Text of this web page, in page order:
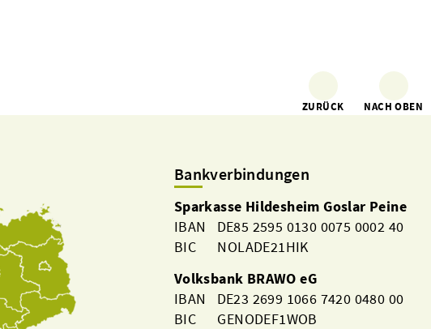
ZURÜCK NACH OBEN
Bankverbindungen
Sparkasse Hildesheim Goslar Peine
IBAN DE85 2595 0130 0075 0002 40
BIC NOLADE21HIK
Volksbank BRAWO eG
IBAN DE23 2699 1066 7420 0480 00
BIC GENODEF1WOB